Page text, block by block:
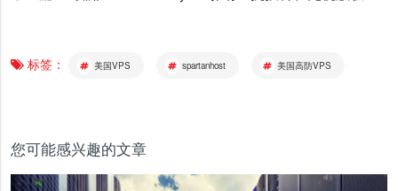
标签： 美国VPS spartanhost 美国高防VPS
您可能感兴趣的文章